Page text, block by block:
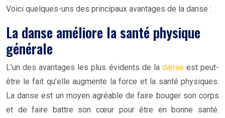
Voici quelques-uns des principaux avantages de la danse :
La danse améliore la santé physique
générale
L’un des avantages les plus évidents de la danse est peut-
être le fait qu’elle augmente la force et la santé physiques.
La danse est un moyen agréable de faire bouger son corps
et de faire battre son cœur pour être en bonne santé.